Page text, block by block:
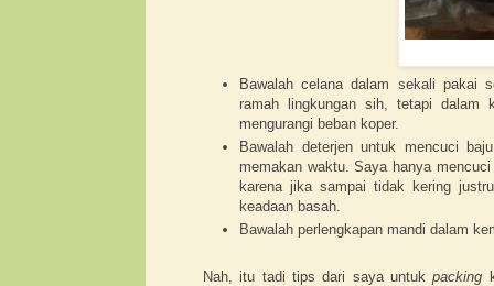
Bawalah celana dalam sekali pakai
ramah lingkungan sih, tetapi dalam
mengurangi beban koper.
Bawalah deterjen untuk mencuci
memakan waktu. Saya hanya
karena jika sampai tidak kering
keadaan basah.
Bawalah perlengkapan mandi dalam
Nah, itu tadi tips dari saya untukpacking